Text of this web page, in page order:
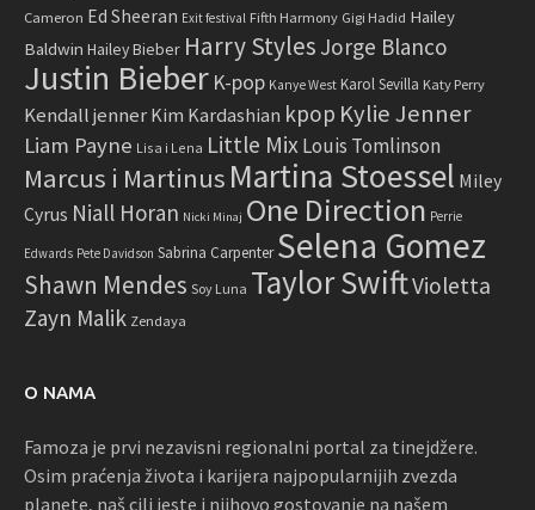
Cameron Ed Sheeran Exit festival Fifth Harmony Gigi Hadid Hailey
Baldwin Hailey Bieber Harry Styles Jorge Blanco
Justin Bieber K-pop Kanye West Karol Sevilla Katy Perry
Kendall jenner Kim Kardashian kpop Kylie Jenner
Liam Payne Lisa i Lena Little Mix Louis Tomlinson
Marcus i Martinus Martina Stoessel Miley
Cyrus Niall Horan Nicki Minaj One Direction Perrie
Edwards Pete Davidson Sabrina Carpenter Selena Gomez
Shawn Mendes Soy Luna Taylor SwiftVioletta
Zayn Malik Zendaya
O NAMA
Famoza je prvi nezavisni regionalni portal za tinejdžere.
Osim praćenja života i karijera najpopularnijih zvezda
planete, naš cilj jeste i njihovo gostovanje na našem